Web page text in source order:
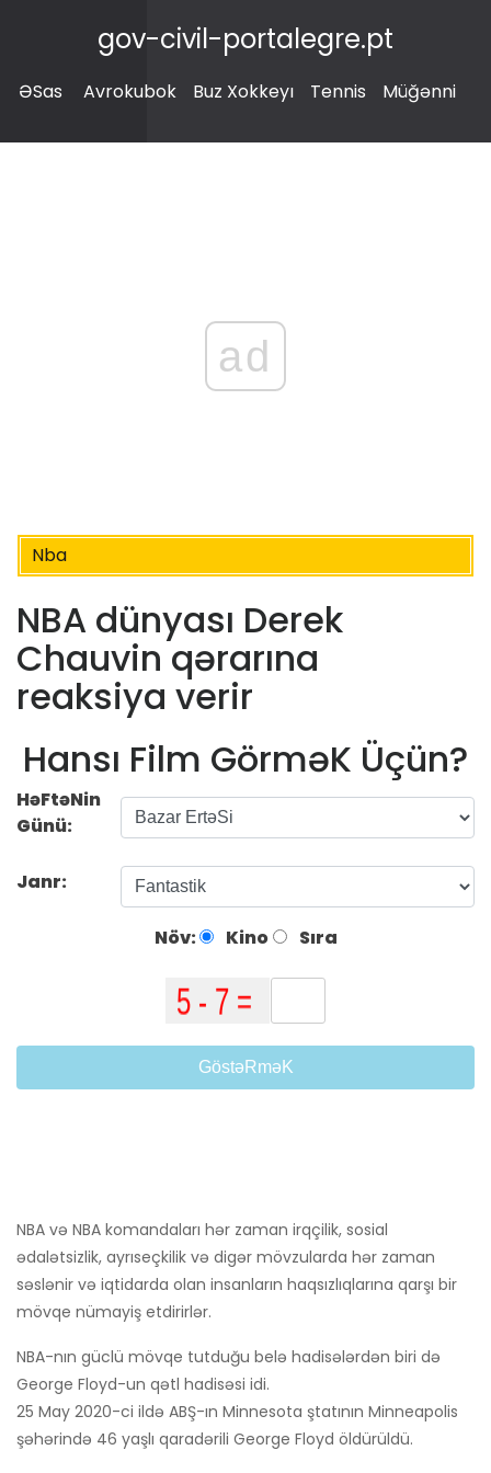
gov-civil-portalegre.pt
ƏSas Avrokubok Buz Xokkeyı Tennis Müğənni
ad
Nba
NBA dünyası Derek
Chauvin qərarına
reaksiya verir
Hansı Film GörməK Üçün?
HəFtəNin
Günü:
Janr:
Növ: Kino Sıra
GöstəRməK
NBA və NBA komandaları hər zaman irqçilik, sosial
ədalətsizlik, ayrıseçkilik və digər mövzularda hər zaman
səslənir və iqtidarda olan insanların haqsızlıqlarına qarşı bir
mövqe nümayiş etdirirlər.
NBA-nın güclü mövqe tutduğu belə hadisələrdən biri də
George Floyd-un qətl hadisəsi idi.
25 May 2020-ci ildə ABŞ-ın Minnesota ştatının Minneapolis
şəhərində 46 yaşlı qaradərili George Floyd öldürüldü.